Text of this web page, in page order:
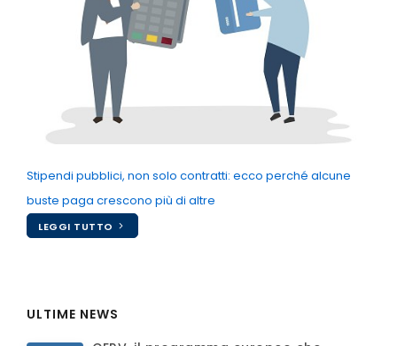
Stipendi pubblici, non solo contratti: ecco perché alcune
buste paga crescono più di altre
LEGGI TUTTO
ULTIME NEWS